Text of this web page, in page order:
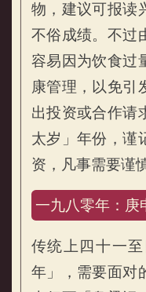
物，建议可报读
不俗成绩。不过
容易因为饮食过
康管理，以免引
出投资或合作请
太岁」年份，谨
资，凡事需要谨
一九八零年：庚
传统上四十一
年」，需要面对